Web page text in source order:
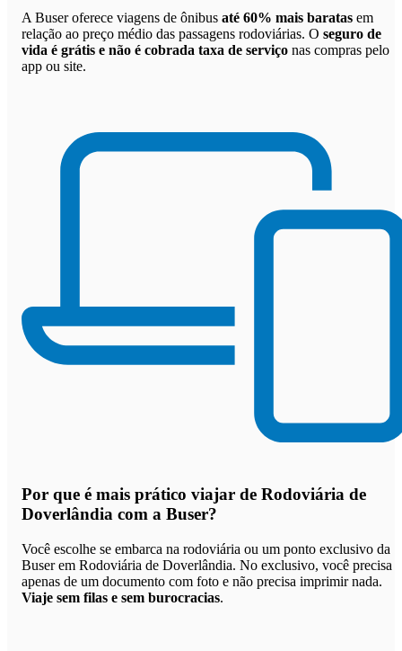
A Buser oferece viagens de ônibus até 60% mais baratas em
relação ao preço médio das passagens rodoviárias. O seguro de
vida é grátis e não é cobrada taxa de serviço nas compras pelo
app ou site.
Por que é mais prático viajar de Rodoviária de
Doverlândia com a Buser?
Você escolhe se embarca na rodoviária ou um ponto exclusivo da
Buser em Rodoviária de Doverlândia. No exclusivo, você precisa
apenas de um documento com foto e não precisa imprimir nada.
Viaje sem filas e sem burocracias.